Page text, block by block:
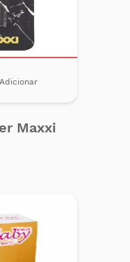
Adicionar
Maxxi